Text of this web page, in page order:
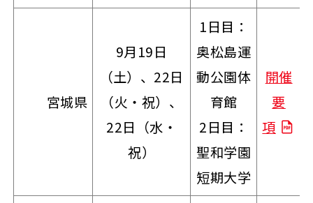
宮城県
9月19日
（土）、22日
（火・祝）、
22日（水・
祝）
1日目：
奥松島運
動公園体
育館
2日目：
聖和学園
短期大学
開催
要
項